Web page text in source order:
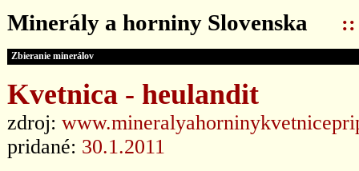
Minerály a horniny Slovenska ::
Zbieranie minerálov
Kvetnica - heulandit
zdroj:
pridané: 30.1.2011